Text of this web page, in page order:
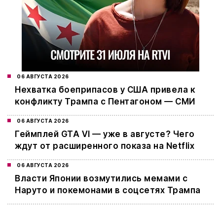
06 АВГУСТА 2026
Нехватка боеприпасов у США привела к
конфликту Трампа с Пентагоном — СМИ
06 АВГУСТА 2026
Геймплей GTA VI — уже в августе? Чего
ждут от расширенного показа на Netflix
06 АВГУСТА 2026
Власти Японии возмутились мемами с
Наруто и покемонами в соцсетях Трампа